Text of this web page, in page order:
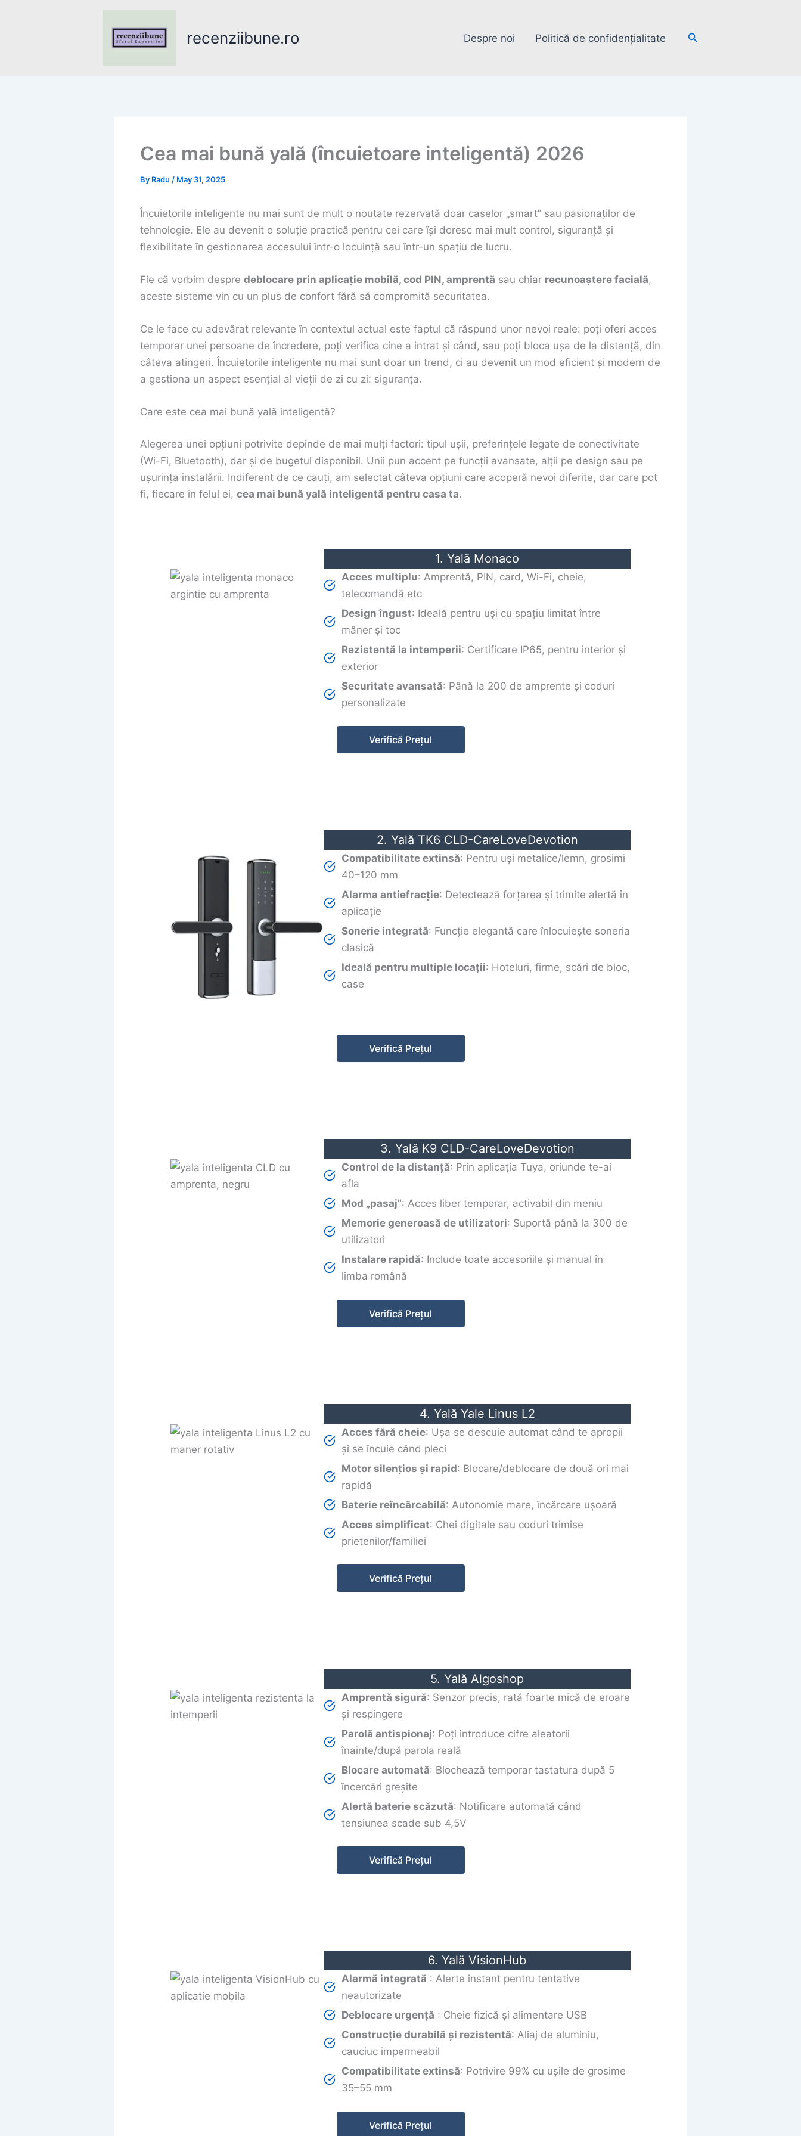
recenziibune.ro Despre noi Politică de confidențialitate Search
Cea mai bună yală (încuietoare inteligentă) 2026
By Radu / May 31, 2025
Încuietorile inteligente nu mai sunt de mult o noutate rezervată doar caselor „smart” sau pasionaților de
tehnologie. Ele au devenit o soluție practică pentru cei care își doresc mai mult control, siguranță și
flexibilitate în gestionarea accesului într-o locuință sau într-un spațiu de lucru.
Fie că vorbim despre deblocare prin aplicație mobilă, cod PIN, amprentă sau chiar recunoaștere facială,
aceste sisteme vin cu un plus de confort fără să compromită securitatea.
Ce le face cu adevărat relevante în contextul actual este faptul că răspund unor nevoi reale: poți oferi acces
temporar unei persoane de încredere, poți verifica cine a intrat și când, sau poți bloca ușa de la distanță, din
câteva atingeri. Încuietorile inteligente nu mai sunt doar un trend, ci au devenit un mod eficient și modern de
a gestiona un aspect esențial al vieții de zi cu zi: siguranța.
Care este cea mai bună yală inteligentă?
Alegerea unei opțiuni potrivite depinde de mai mulți factori: tipul ușii, preferințele legate de conectivitate
(Wi-Fi, Bluetooth), dar și de bugetul disponibil. Unii pun accent pe funcții avansate, alții pe design sau pe
ușurința instalării. Indiferent de ce cauți, am selectat câteva opțiuni care acoperă nevoi diferite, dar care pot
fi, fiecare în felul ei, cea mai bună yală inteligentă pentru casa ta.
1. Yală Monaco
Acces multiplu: Amprentă, PIN, card, Wi-Fi, cheie,
telecomandă etc
Design îngust: Ideală pentru uși cu spațiu limitat între
mâner și toc
Rezistentă la intemperii: Certificare IP65, pentru interior și
exterior
Securitate avansată: Până la 200 de amprente și coduri
personalizate
Verifică Prețul
2. Yală TK6 CLD-CareLoveDevotion
Compatibilitate extinsă: Pentru uși metalice/lemn, grosimi
40–120 mm
Alarma antiefracție: Detectează forțarea și trimite alertă în
aplicație
Sonerie integrată: Funcție elegantă care înlocuiește soneria
clasică
Ideală pentru multiple locații: Hoteluri, firme, scări de bloc,
case
Verifică Prețul
3. Yală K9 CLD-CareLoveDevotion
Control de la distanță: Prin aplicația Tuya, oriunde te-ai
afla
Mod „pasaj”: Acces liber temporar, activabil din meniu
Memorie generoasă de utilizatori: Suportă până la 300 de
utilizatori
Instalare rapidă: Include toate accesoriile și manual în
limba română
Verifică Prețul
4. Yală Yale Linus L2
Acces fără cheie: Ușa se descuie automat când te apropii
și se încuie când pleci
Motor silențios și rapid: Blocare/deblocare de două ori mai
rapidă
Baterie reîncărcabilă: Autonomie mare, încărcare ușoară
Acces simplificat: Chei digitale sau coduri trimise
prietenilor/familiei
Verifică Prețul
5. Yală Algoshop
Amprentă sigură: Senzor precis, rată foarte mică de eroare
și respingere
Parolă antispionaj: Poți introduce cifre aleatorii
înainte/după parola reală
Blocare automată: Blochează temporar tastatura după 5
încercări greșite
Alertă baterie scăzută: Notificare automată când
tensiunea scade sub 4,5V
Verifică Prețul
6. Yală VisionHub
Alarmă integrată : Alerte instant pentru tentative
neautorizate
Deblocare urgență : Cheie fizică și alimentare USB
Construcție durabilă și rezistentă: Aliaj de aluminiu,
cauciuc impermeabil
Compatibilitate extinsă: Potrivire 99% cu ușile de grosime
35–55 mm
Verifică Prețul